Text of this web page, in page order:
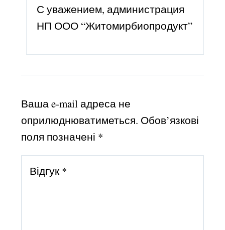
С уважением, администрация
НП ООО “Житомирбиопродукт”
Ваша e-mail адреса не
оприлюднюватиметься. Обов’язкові
поля позначені *